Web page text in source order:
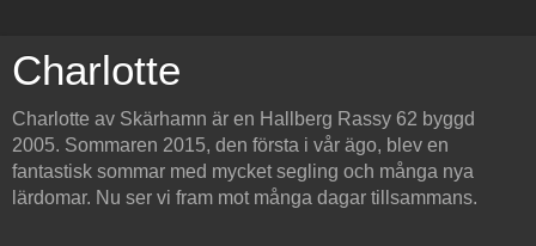
Charlotte
Charlotte av Skärhamn är en Hallberg Rassy 62 byggd
2005. Sommaren 2015, den första i vår ägo, blev en
fantastisk sommar med mycket segling och många nya
lärdomar. Nu ser vi fram mot många dagar tillsammans.